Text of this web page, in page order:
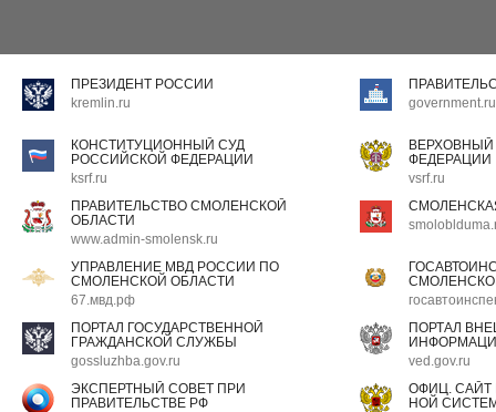
ПРЕЗИДЕНТ РОССИИ
kremlin.ru
government.ru
КОНСТИТУЦИОННЫЙ СУД
РОССИЙСКОЙ ФЕДЕРАЦИИ
ksrf.ru
ФЕДЕРАЦИИ
vsrf.ru
ПРАВИТЕЛЬСТВО СМОЛЕНСКОЙ
ОБЛАСТИ
www.admin-smolensk.ru
УПРАВЛЕНИЕ МВД РОССИИ ПО
СМОЛЕНСКОЙ ОБЛАСТИ
67.мвд.рф
ПОРТАЛ ГОСУДАРСТВЕННОЙ
ГРАЖДАНСКОЙ СЛУЖБЫ
gossluzhba.gov.ru
ПОРТАЛ
ved.gov.ru
ЭКСПЕРТНЫЙ СОВЕТ ПРИ
ПРАВИТЕЛЬСТВЕ РФ
ОФИЦ.
НОЙ